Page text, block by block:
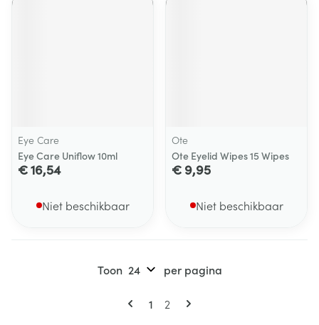
Eye Care
Eye Care Uniflow 10ml
€ 16,54
Niet beschikbaar
Ote
Ote Eyelid Wipes 15 Wipes
€ 9,95
Niet beschikbaar
Pagina's
U lees momenteel pagina
1 Pagina
2
Toon per pagina